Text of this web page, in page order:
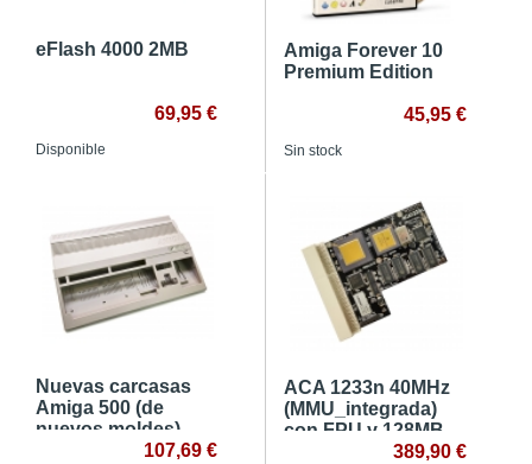
eFlash 4000 2MB
69,95 €
Disponible
Amiga Forever 10
Premium Edition
45,95 €
Sin stock
Nuevas carcasas
Amiga 500 (de
nuevos moldes)
107,69 €
ACA 1233n 40MHz
(MMU_integrada)
con FPU y 128MB
389,90 €